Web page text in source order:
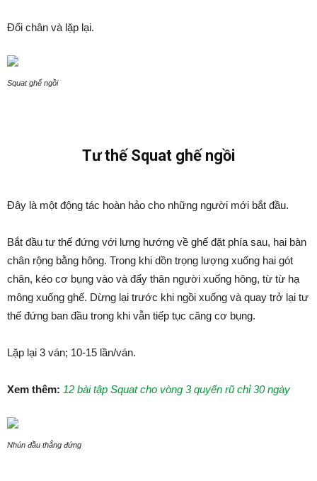
Đổi chân và lặp lại.
Squat ghế ngồi
Tư thế Squat ghế ngồi
Đây là một động tác hoàn hảo cho những người mới bắt đầu.
Bắt đầu tư thế đứng với lưng hướng về ghế đặt phía sau, hai bàn
chân rộng bằng hông. Trong khi dồn trọng lượng xuống hai gót
chân, kéo cơ bụng vào và đẩy thân người xuống hông, từ từ hạ
mông xuống ghế. Dừng lại trước khi ngồi xuống và quay trở lại tư
thế đứng ban đầu trong khi vẫn tiếp tục căng cơ bụng.
Lặp lại 3 ván; 10-15 lần/ván.
Xem thêm: 12 bài tập Squat cho vòng 3 quyến rũ chỉ 30 ngày
Nhún đầu thẳng đứng